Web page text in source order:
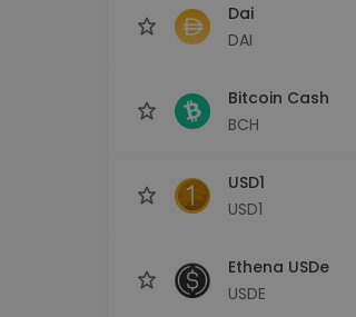
Dai
DAI
Bitcoin Cash
BCH
USD1
USD1
Ethena USDe
USDE